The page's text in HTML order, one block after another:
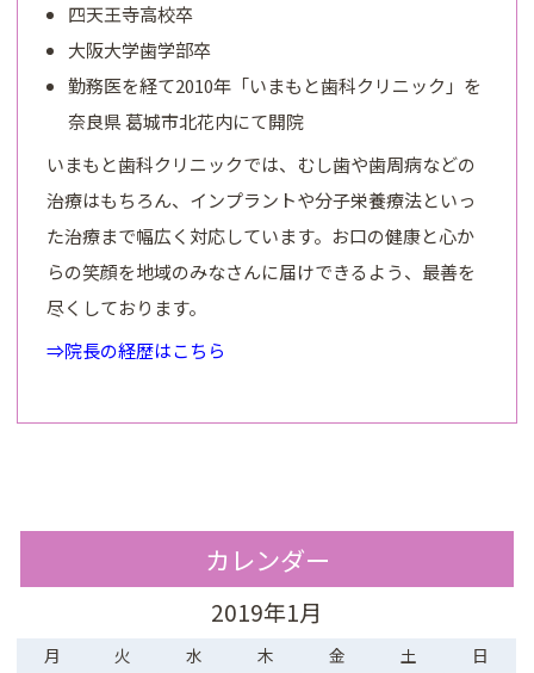
四天王寺高校卒
大阪大学歯学部卒
勤務医を経て2010年「いまもと歯科クリニック」を
奈良県 葛城市北花内にて開院
いまもと歯科クリニックでは、むし歯や歯周病などの
治療はもちろん、インプラントや分子栄養療法といっ
た治療まで幅広く対応しています。お口の健康と心か
らの笑顔を地域のみなさんに届けできるよう、最善を
尽くしております。
⇒院長の経歴はこちら
カレンダー
2019年1月
月 火 水 木 金 土 日